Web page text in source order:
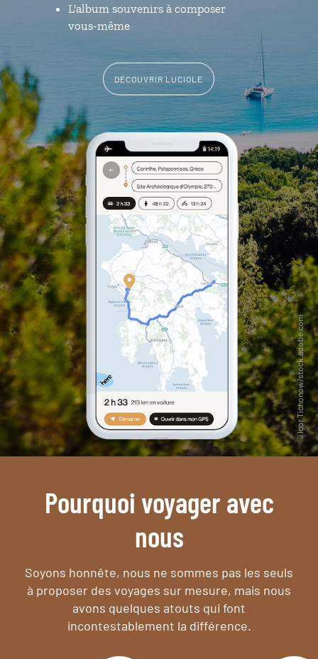
L'album souvenirs à composer
vous-même
DÉCOUVRIR LUCIOLE
Pourquoi voyager avec
nous
Soyons honnête, nous ne sommes pas les seuls
à proposer des voyages sur mesure, mais nous
avons quelques atouts qui font
incontestablement la différence.